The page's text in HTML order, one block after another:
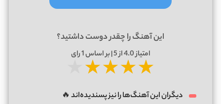
این آهنگ را چقدر دوست داشتید؟
امتیاز4.0از 5 | بر اساس 1رای
★★★★
دیگران این آهنگ‌ها را نیز پسندیده‌اند 🔥